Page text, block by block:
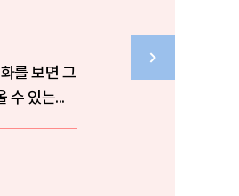
수 있는...